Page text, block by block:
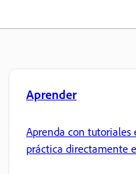
Aprender
Aprenda con tutoriales
práctica directamente